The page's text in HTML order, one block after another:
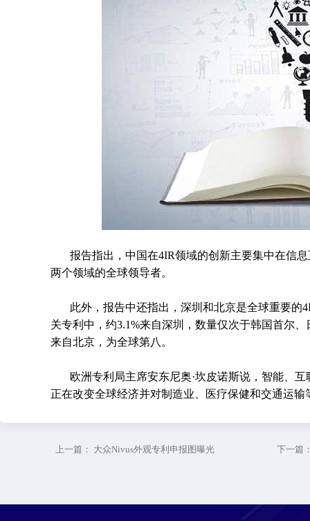
报告指出，中国在4IR领域的创新主要集中在信
两个领域的全球领导者。
此外，报告中还指出，深圳和北京是全球重要的
关专利中，约3.1%来自深圳，数量仅次于韩国首尔
来自北京，为全球第八。
欧洲专利局主席安东尼奥·坎皮诺斯说，智能、
正在改变全球经济并对制造业、医疗保健和交通运
上一篇： 大众Nivus外观专利申报图曝光 下一篇